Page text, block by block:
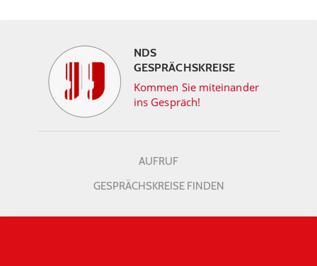
NDS
GESPRÄCHSKREISE
Kommen Sie miteinander
ins Gespräch!
AUFRUF
GESPRÄCHSKREISE FINDEN